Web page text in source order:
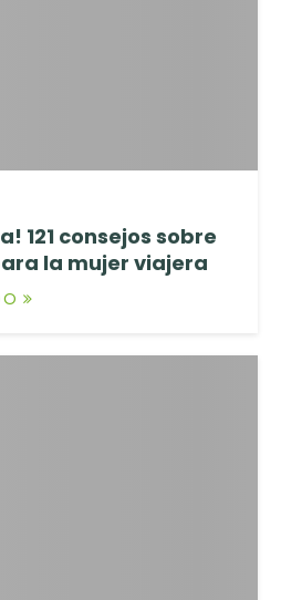
121 consejos sobre
la mujer viajera